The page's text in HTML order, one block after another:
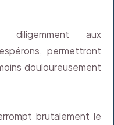
diligemment aux
permettront
douloureusement
brutalement le